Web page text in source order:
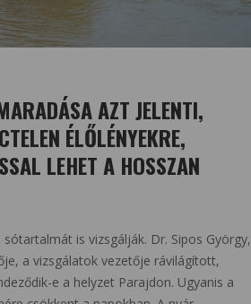
AZT JELENTI,
ÉLŐLÉNYEKRE,
LEHET A HOSSZAN
is vizsgálják. Dr. Sipos György,
a vizsgálatok vezetője rávilágított,
e a helyzet Parajdon. Ugyanis a